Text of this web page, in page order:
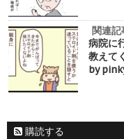
関連記
病院に
教えて
by
購読する